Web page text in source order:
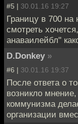
#5 | 30.01.16 19:27
Границу в 700 на
смотреть
анаваилейбл"
D.Donkey »
#6 | 30.01.16 19:37
После ответа о
возникло
коммунизма
организации